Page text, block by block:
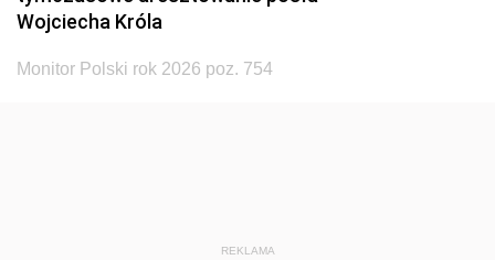
Wojciecha Króla
Monitor Polski rok 2026 poz. 754
REKLAMA